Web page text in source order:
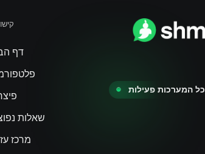
כל המערכות פעילות
דף
שאלות
מרכז